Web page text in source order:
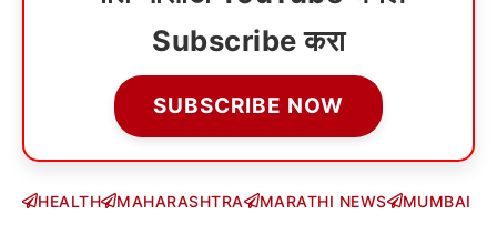
Subscribe करा
SUBSCRIBE NOW
HEALTH MAHARASHTRA MARATHI NEWS
MUMBAI